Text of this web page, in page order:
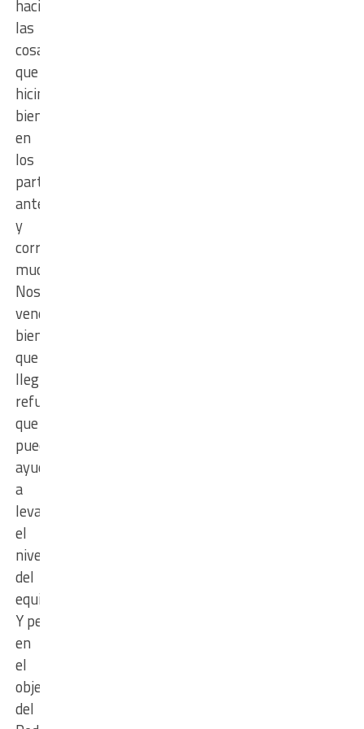
haciendo
las
cosas
que
hicimos
bien
en
los
partidos
anteriores
y
corregir
mucho.
Nos
vendría
bien
que
lleguen
refuerzos
que
puedan
ayudar
a
levantar
el
nivel
del
equipo”.
Y pensando
en
el
objetivo
del